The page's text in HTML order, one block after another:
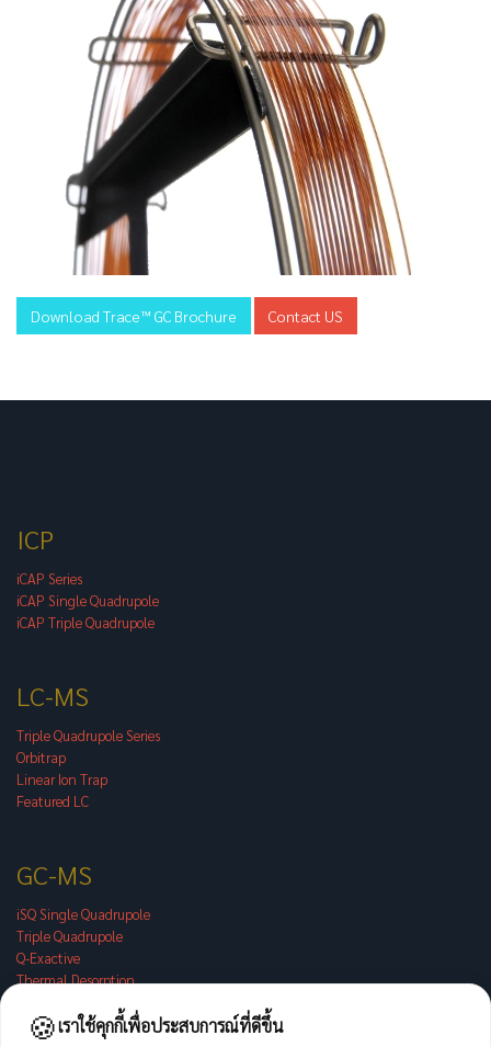
🍪เราใช้คุกกี้เพื่อประสบการณ์ที่ดีขึ้น
Download Trace™ GC Brochure Contact US
ICP
iCAP Series
iCAP Single Quadrupole
iCAP Triple Quadrupole
LC-MS
Triple Quadrupole Series
Orbitrap
Linear Ion Trap
Featured LC
GC-MS
iSQ Single Quadrupole
Triple Quadrupole
Q-Exactive
Thermal Desorption